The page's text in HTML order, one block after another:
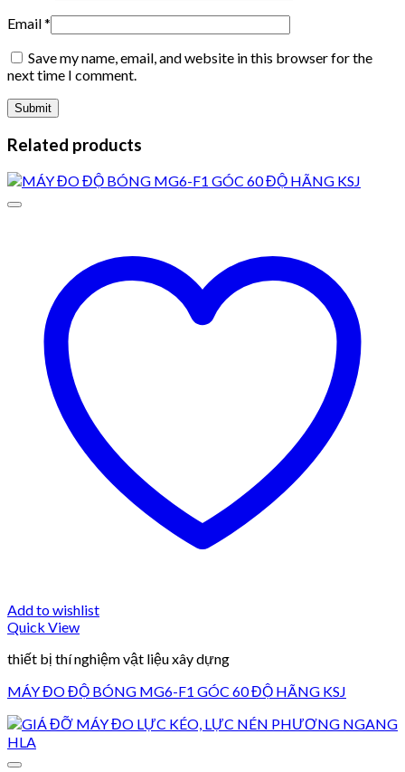
Email*
Save my name, email, and website in this browser for the
next time I comment.
Related products
Add to wishlist
Quick View
thiết bị thí nghiệm vật liệu xây dựng
MÁY ĐO ĐỘ BÓNG MG6-F1 GÓC 60 ĐỘ HÃNG KSJ